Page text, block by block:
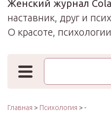
Женский журнал
наставник, друг и
О красоте,
Поиск по сайту
Главная > Психология > -